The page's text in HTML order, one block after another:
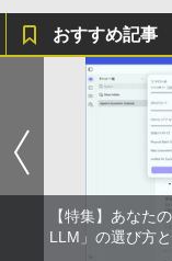
]
]
おすすめ記事
【特集】あなた
LLM」の選び方